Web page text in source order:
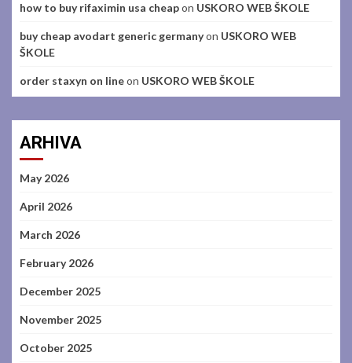
how to buy rifaximin usa cheapon USKORO WEB ŠKOLE
buy cheap avodart generic germanyon USKORO WEB
ŠKOLE
order staxyn on lineon USKORO WEB ŠKOLE
ARHIVA
May 2026
April 2026
March 2026
February 2026
December 2025
November 2025
October 2025